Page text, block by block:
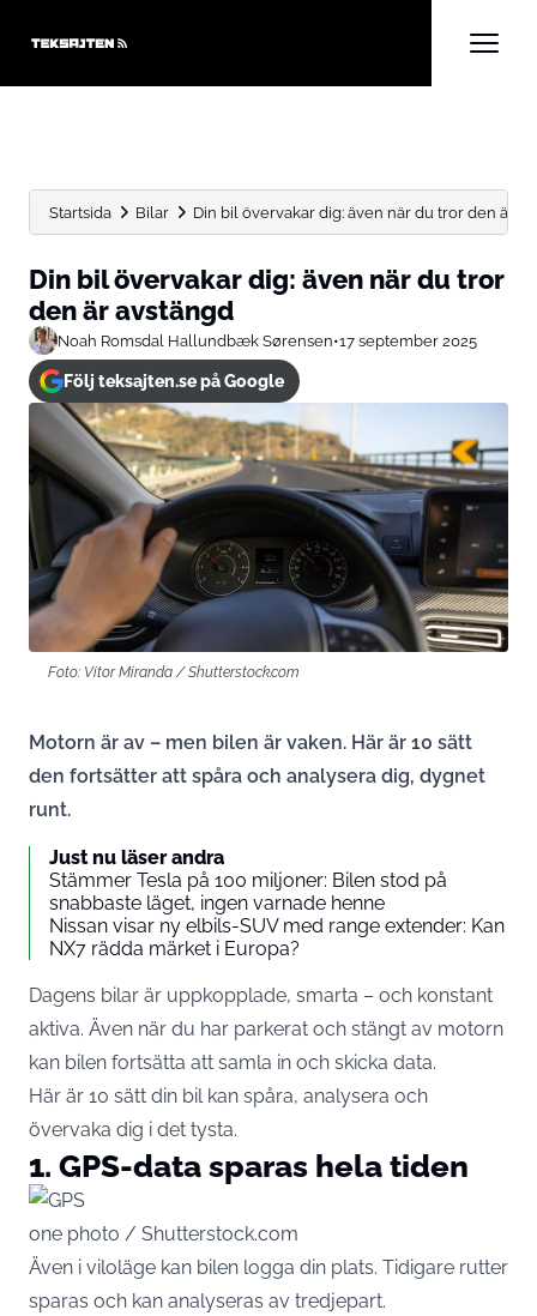
Startsida Bilar Din bil övervakar dig: även när du tror den är...
Din bil övervakar dig: även när du tror
den är avstängd
Noah Romsdal Hallundbæk Sørensen•17 september 2025
Följ teksajten.se på Google
Foto: Vitor Miranda / Shutterstock.com
Motorn är av – men bilen är vaken. Här är 10 sätt
den fortsätter att spåra och analysera dig, dygnet
runt.
Just nu läser andra
Stämmer Tesla på 100 miljoner: Bilen stod på
snabbaste läget, ingen varnade henne
Nissan visar ny elbils-SUV med range extender: Kan
NX7 rädda märket i Europa?
Dagens bilar är uppkopplade, smarta – och konstant
aktiva. Även när du har parkerat och stängt av motorn
kan bilen fortsätta att samla in och skicka data.
Här är 10 sätt din bil kan spåra, analysera och
övervaka dig i det tysta.
1. GPS-data sparas hela tiden
one photo / Shutterstock.com
Även i viloläge kan bilen logga din plats. Tidigare rutter
sparas och kan analyseras av tredjepart.